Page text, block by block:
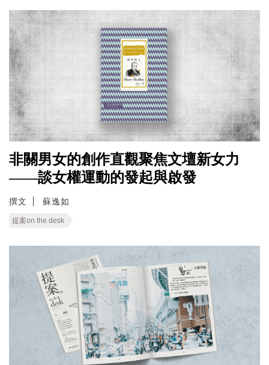
非關男女的創作直觀聚焦文壇新女力
——談女權運動的發起與啟發
撰文 蘇逸如
提案on the desk